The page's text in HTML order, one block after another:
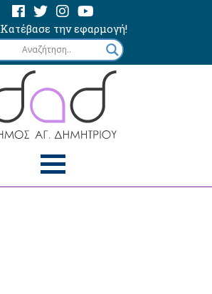
Κατέβασε την εφαρμογή!